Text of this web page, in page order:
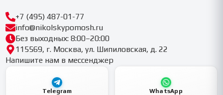
+7 (495) 487-01-77
info@nikolskypomosh.ru
Без выходных: 8:00–20:00
115569, г. Москва, ул. Шипиловская, д. 22
Напишите нам в мессенджер
Telegram WhatsApp